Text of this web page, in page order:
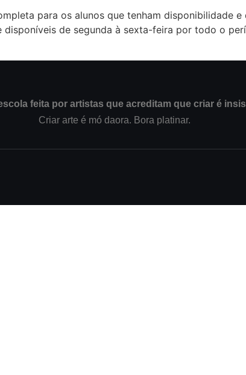
para os alunos que tenham disponibilidade
disponíveis de segunda à sexta-feira por todo o
feita por artistas que acreditam que criar é
Criar arte é mó daora. Bora platinar.